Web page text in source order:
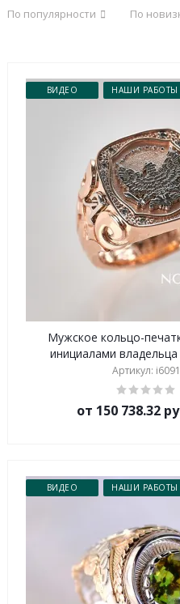
По популярности По
ВИДЕО НАШИ РАБОТЫ
Мужское кольцо-
инициалами владельца
Артикул: i6091
от 150 738.32
ВИДЕО НАШИ РАБОТЫ